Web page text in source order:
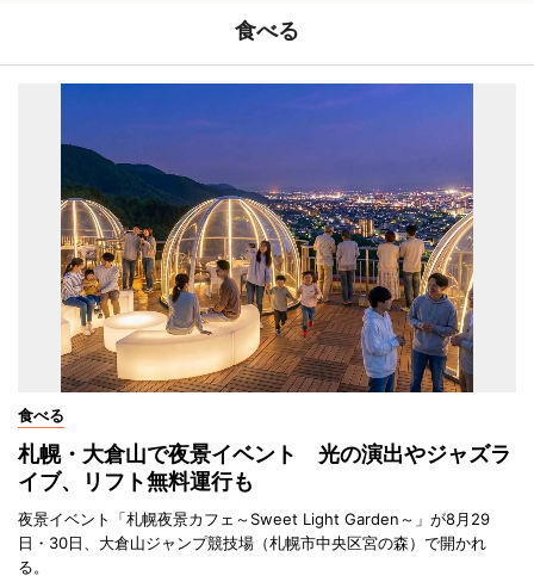
食べる
食べる
札幌・大倉山で夜景イベント 光の演出やジャズラ
イブ、リフト無料運行も
夜景イベント「札幌夜景カフェ～Sweet Light Garden～」が8月29
日・30日、大倉山ジャンプ競技場（札幌市中央区宮の森）で開かれ
る。